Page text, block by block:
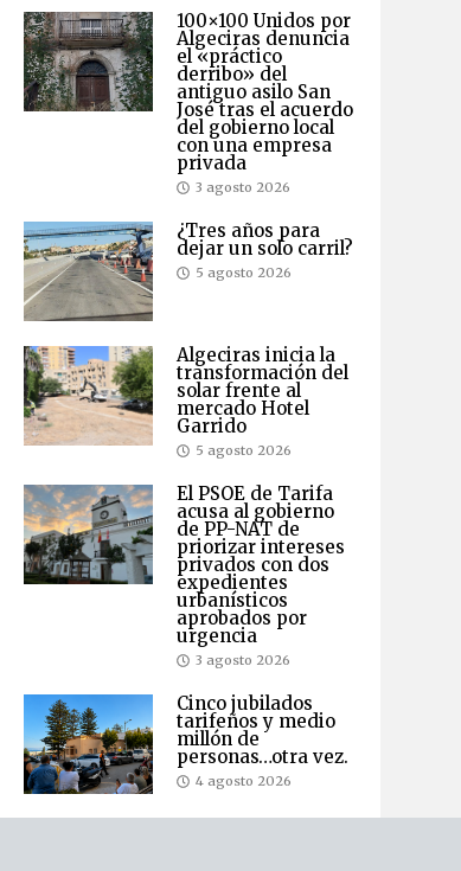
100×100 Unidos por
Algeciras denuncia
el «práctico
derribo» del
antiguo asilo San
José tras el acuerdo
del gobierno local
con una empresa
privada
3 agosto 2026
¿Tres años para
dejar un solo carril?
5 agosto 2026
Algeciras inicia la
transformación del
solar frente al
mercado Hotel
Garrido
5 agosto 2026
El PSOE de Tarifa
acusa al gobierno
de PP-NAT de
priorizar intereses
privados con dos
expedientes
urbanísticos
aprobados por
urgencia
3 agosto 2026
Cinco jubilados
tarifeños y medio
millón de
personas…otra vez.
4 agosto 2026